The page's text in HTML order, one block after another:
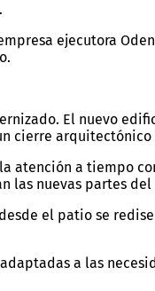
ejecutora
El nuevo
cierre arquitectónico
atención a tiempo
las nuevas partes
el patio se
a las